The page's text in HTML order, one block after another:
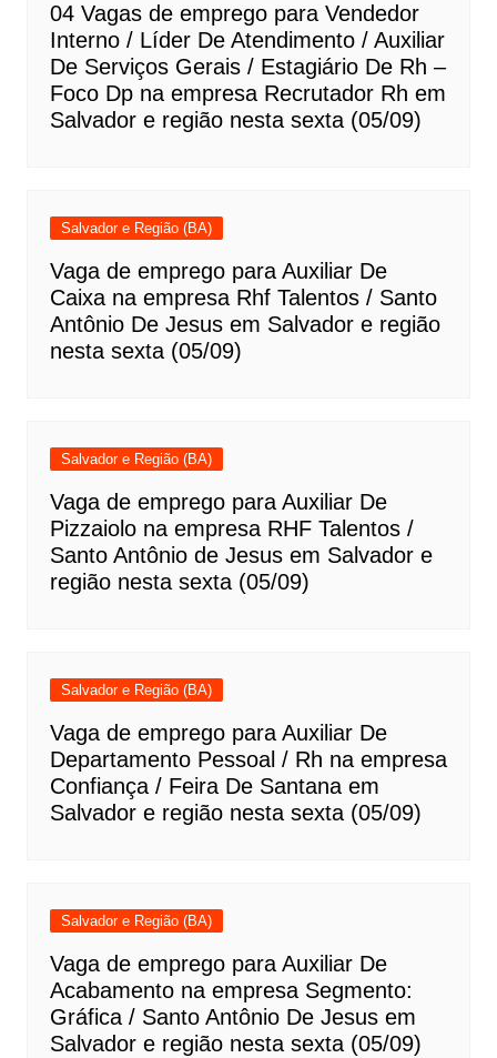
04 Vagas de emprego para Vendedor
Interno / Líder De Atendimento / Auxiliar
De Serviços Gerais / Estagiário De Rh –
Foco Dp na empresa Recrutador Rh em
Salvador e região nesta sexta (05/09)
Salvador e Região (BA)
Vaga de emprego para Auxiliar De
Caixa na empresa Rhf Talentos / Santo
Antônio De Jesus em Salvador e região
nesta sexta (05/09)
Salvador e Região (BA)
Vaga de emprego para Auxiliar De
Pizzaiolo na empresa RHF Talentos /
Santo Antônio de Jesus em Salvador e
região nesta sexta (05/09)
Salvador e Região (BA)
Vaga de emprego para Auxiliar De
Departamento Pessoal / Rh na empresa
Confiança / Feira De Santana em
Salvador e região nesta sexta (05/09)
Salvador e Região (BA)
Vaga de emprego para Auxiliar De
Acabamento na empresa Segmento:
Gráfica / Santo Antônio De Jesus em
Salvador e região nesta sexta (05/09)